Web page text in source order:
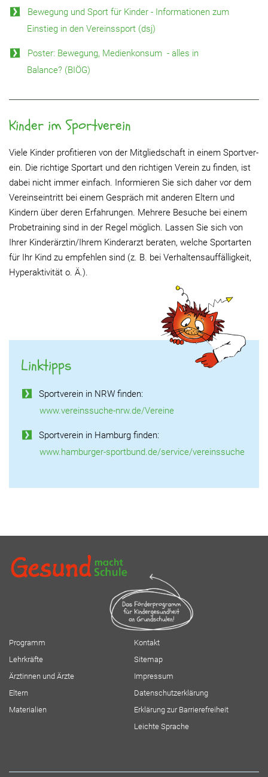
Bewegung und Sport für Kinder - Informationen zum
Einstieg in den Vereinssport (dsj)
Poster: Bewegung, Medienkonsum - alles in
Balance? (BIÖG)
Kinder im Sportverein
Viele Kinder pro­fi­tie­ren von der Mit­glied­schaft in einem Sport­ver­
ein. Die rich­tige Sport­art und den rich­ti­gen Verein zu finden, ist
dabei nicht immer ein­fach. Infor­mie­ren Sie sich daher vor dem
Ver­ein­s­ein­tritt bei einem Gespräch mit ande­ren Eltern und
Kindern über deren Erfah­run­gen. Mehrere Besuche bei einem
Probetraining sind in der Regel möglich. Lassen Sie sich von
Ihrer Kinderärztin/Ihrem Kin­der­arzt bera­ten, welche Sport­ar­ten
für Ihr Kind zu emp­feh­len sind (z. B. bei Ver­hal­tens­auf­fäl­lig­keit,
Hyper­ak­ti­vi­tät o. Ä.).
Linktipps
Sportverein in NRW finden:
www.vereinssuche-nrw.de/Vereine
Sportverein in Hamburg finden:
www.hamburger-sportbund.de/service/vereinssuche
Programm
Lehrkräfte
Ärztinnen und Ärzte
Eltern
Materialien
Kontakt
Sitemap
Impressum
Datenschutzerklärung
Erklärung zur Barrierefreiheit
Leichte Sprache